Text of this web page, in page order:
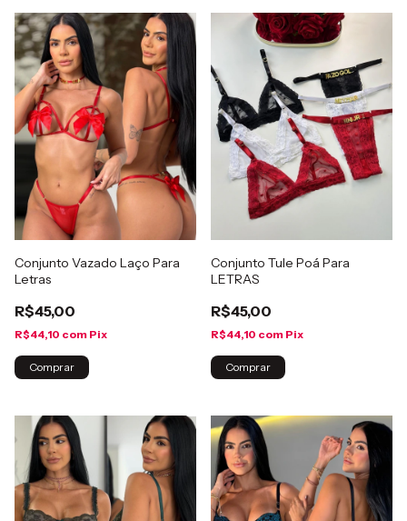
Conjunto Vazado Laço Para
Letras
R$45,00
R$44,10 com Pix
Comprar
Conjunto Tule Poá Para
LETRAS
R$45,00
R$44,10 com Pix
Comprar